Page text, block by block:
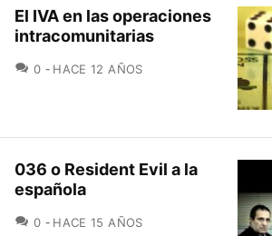
El IVA en las operaciones
intracomunitarias
0 COMENTARIOS
HACE 12 AÑOS
036 o Resident Evil a la
española
0 COMENTARIOS
HACE 15 AÑOS